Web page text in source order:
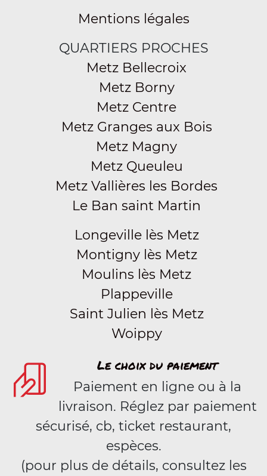
Mentions légales
QUARTIERS PROCHES
Metz Bellecroix
Metz Borny
Metz Centre
Metz Granges aux Bois
Metz Magny
Metz Queuleu
Metz Vallières les Bordes
Le Ban saint Martin
Longeville lès Metz
Montigny lès Metz
Moulins lès Metz
Plappeville
Saint Julien lès Metz
Woippy
Le choix du paiement
Paiement en ligne ou à la
livraison. Réglez par paiement
sécurisé, cb, ticket restaurant,
espèces.
(pour plus de détails, consultez les